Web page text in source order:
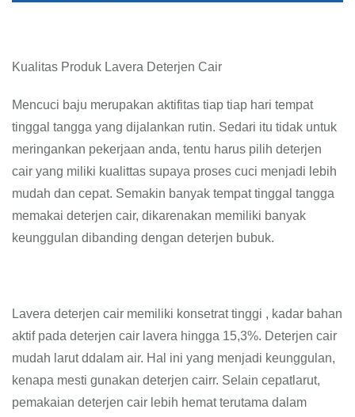
Kualitas Produk Lavera Deterjen Cair
Mencuci baju merupakan aktifitas tiap tiap hari tempat
tinggal tangga yang dijalankan rutin. Sedari itu tidak untuk
meringankan pekerjaan anda, tentu harus pilih deterjen
cair yang miliki kualittas supaya proses cuci menjadi lebih
mudah dan cepat. Semakin banyak tempat tinggal tangga
memakai deterjen cair, dikarenakan memiliki banyak
keunggulan dibanding dengan deterjen bubuk.
Lavera deterjen cair memiliki konsetrat tinggi , kadar bahan
aktif pada deterjen cair lavera hingga 15,3%. Deterjen cair
mudah larut ddalam air. Hal ini yang menjadi keunggulan,
kenapa mesti gunakan deterjen cairr. Selain cepatlarut,
pemakaian deterjen cair lebih hemat terutama dalam